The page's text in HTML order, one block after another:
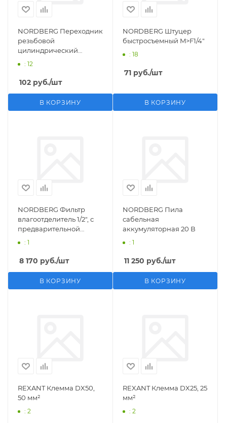
NORDBERG Переходник
резьбовой
цилиндрический
M1/2">F1/4"
: 12
102 руб./шт
В КОРЗИНУ
NORDBERG Штуцер
быстросъемный M>F1/4"
: 18
71 руб./шт
В КОРЗИНУ
NORDBERG Фильтр
влагоотделитель 1/2", с
предварительной
фильтрацией
: 1
8 170 руб./шт
В КОРЗИНУ
NORDBERG Пила
сабельная
аккумуляторная 20 В
: 1
11 250 руб./шт
В КОРЗИНУ
REXANT Клемма DX50,
50 мм²
: 2
REXANT Клемма DX25, 25
мм²
: 2